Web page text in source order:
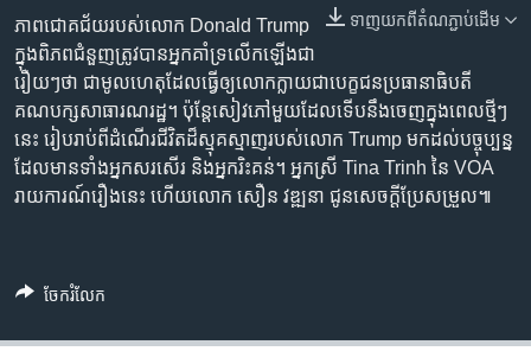
ចូល​
ទៅ​
កាន់​
ទំព័រ​
ស្វែង​
រក
ភាសា
ទាញ​យក​ពី​តំណភ្ជាប់​ដើម
ភាព​ជោគជ័យ​របស់​លោក Donald Trump
ក្នុង​ពិភព​ជំនួញ​ត្រូវ​បាន​អ្នក​គាំ​ទ្រ​លើក​ឡើង​ជា​
រឿយៗ​ថា​ ជា​មូលហេតុ​ដែល​ធ្វើ​ឲ្យ​លោក​ក្លាយ​ជា​បេក្ខជន​ប្រធានាធិបតី​
គណបក្ស​សាធារណរដ្ឋ។ ប៉ុន្តែ​​សៀវភៅ​មួយ​ដែល​ទើប​នឹង​ចេញ​ក្នុង​ពេល​ថ្មីៗ​
នេះ រៀបរាប់​ពី​ដំណើរ​ជីវិត​ដ៏​ស្មុគ​ស្មាញ​របស់​លោក Trump មក​ដល់​បច្ចុប្បន្ន
ដែល​មាន​ទាំង​អ្នក​សរសើរ និង​អ្នក​រិះ​គន់។ អ្នកស្រី Tina Trinh នៃ VOA
រាយការណ៍​រឿង​នេះ ហើយ​លោក សឿន វឌ្ឍនា ជូន​សេចក្ដី​ប្រែសម្រួល៕
ចែករំលែក